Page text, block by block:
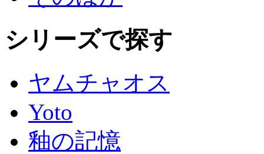
シリーズで探す
ヤムチャオス
Yoto
釉の記憶